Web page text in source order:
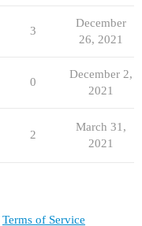
3
December
26, 2021
0
December 2,
2021
2
March 31,
2021
Terms of Service